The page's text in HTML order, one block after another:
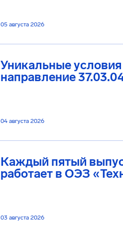
05 августа 2026
Уникальные
направление
04 августа 2026
Каждый пятый
работает в ОЭЗ
03 августа 2026